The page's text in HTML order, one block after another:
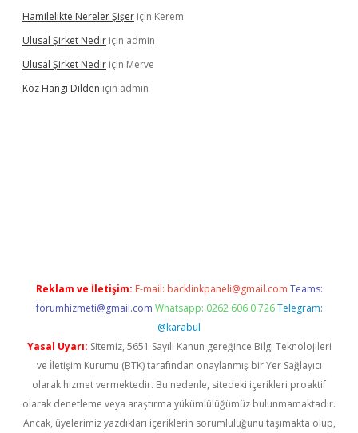
Hamilelikte Nereler Şişer için Kerem
Ulusal Şirket Nedir için admin
Ulusal Şirket Nedir için Merve
Koz Hangi Dilden için admin
Reklam ve İletişim: E-mail: backlinkpaneli@gmail.com Teams:
forumhizmeti@gmail.com Whatsapp: 0262 606 0 726 Telegram:
@karabul
Yasal Uyarı: Sitemiz, 5651 Sayılı Kanun gereğince Bilgi Teknolojileri
ve İletişim Kurumu (BTK) tarafından onaylanmış bir Yer Sağlayıcı
olarak hizmet vermektedir. Bu nedenle, sitedeki içerikleri proaktif
olarak denetleme veya araştırma yükümlülüğümüz bulunmamaktadır.
Ancak, üyelerimiz yazdıkları içeriklerin sorumluluğunu taşımakta olup,